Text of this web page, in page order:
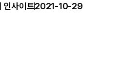
인사이트2021-10-29